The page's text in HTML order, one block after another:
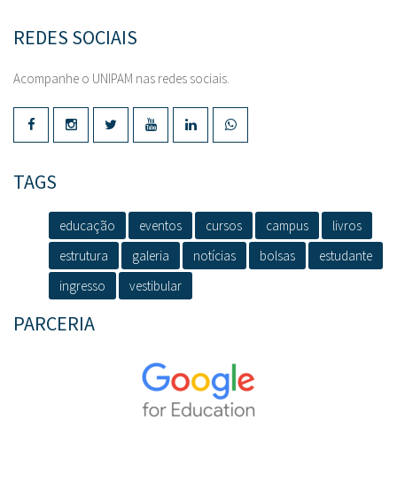
REDES SOCIAIS
Acompanhe o UNIPAM nas redes sociais.
TAGS
educação eventos cursos campus
livros
estrutura
galeria notícias bolsas
estudante
ingresso
vestibular
PARCERIA